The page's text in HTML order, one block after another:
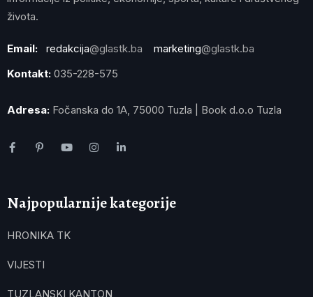
života.
Email: redakcija@glastk.ba marketing@glastk.ba
Kontakt: 035-228-575
Adresa: Fočanska do 1A, 75000 Tuzla | Book d.o.o Tuzla
Najpopularnije kategorije
HRONIKA TK
VIJESTI
TUZLANSKI KANTON